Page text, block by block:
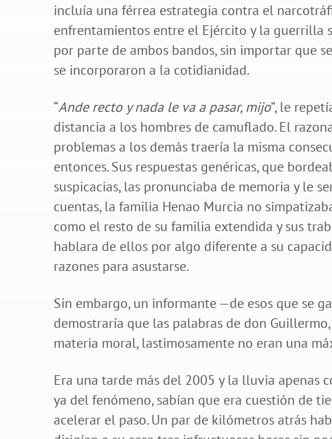
incluía una férrea estrategia contra el
enfrentamientos entre el Ejército y la guerrilla
por parte de ambos bandos, sin importar que
se incorporaron a la cotidianidad.
“Ande recto y nada le va a pasar, mijo”, le
distancia a los hombres de camuflado. El
problemas a los demás traería la misma
entonces. Sus respuestas genéricas, que
suspicacias, las pronunciaba de memoria y le
cuentas, la familia Henao Murcia no
como el resto de su familia extendida y sus
hablara de ellos por algo diferente a su
razones para asustarse.
Sin embargo, un informante —de esos que se
demostraría que las palabras de don
materia moral, lastimosamente no eran una
Era una tarde más del 2005 y la lluvia apenas
ya del fenómeno, sabían que era cuestión de
acelerar el paso. Un par de kilómetros atrás